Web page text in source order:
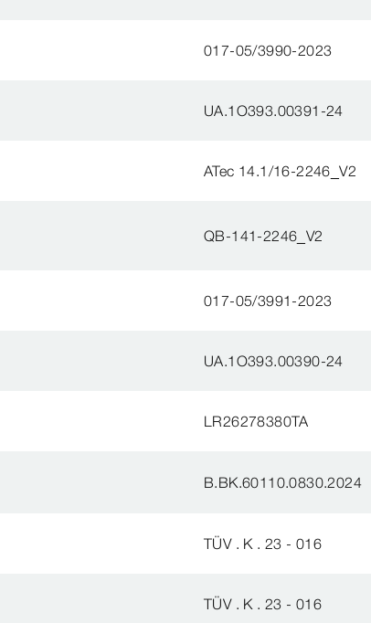
017-05/3990-2023
UA.1O393.00391-24
ATec 14.1/16-2246_V2
QB-141-2246_V2
017-05/3991-2023
UA.1O393.00390-24
LR26278380TA
B.BK.60110.0830.2024
TÜV . K . 23 - 016
TÜV . K . 23 - 016